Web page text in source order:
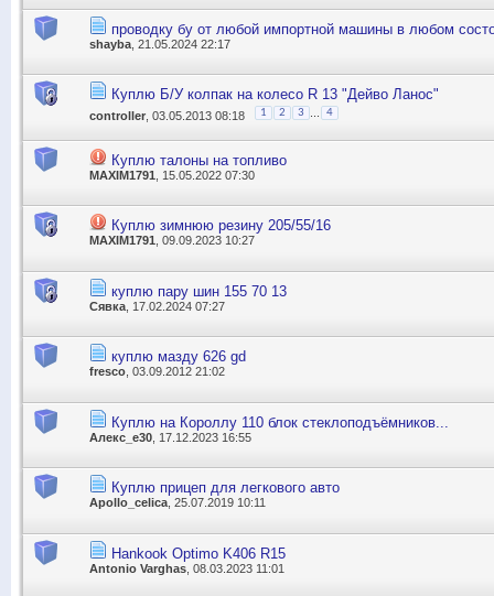
проводку бу от любой импортной машины в любом
shayba , 21.05.2024 22:17
Куплю Б/У колпак на колесо R 13 "Дейво Ланос"
controller , 03.05.2013 08:18 1 2 3 4
Куплю талоны на топливо
MAXIM1791 , 15.05.2022 07:30
Куплю зимнюю резину 205/55/16
MAXIM1791 , 09.09.2023 10:27
куплю пару шин 155 70 13
Сявка , 17.02.2024 07:27
куплю мазду 626 gd
fresco , 03.09.2012 21:02
Куплю на Короллу 110 блок стеклоподъёмников...
Алекс_е30 , 17.12.2023 16:55
Куплю прицеп для легкового авто
Apollo_celica , 25.07.2019 10:11
Hankook Optimo K406 R15
Antonio Varghas , 08.03.2023 11:01